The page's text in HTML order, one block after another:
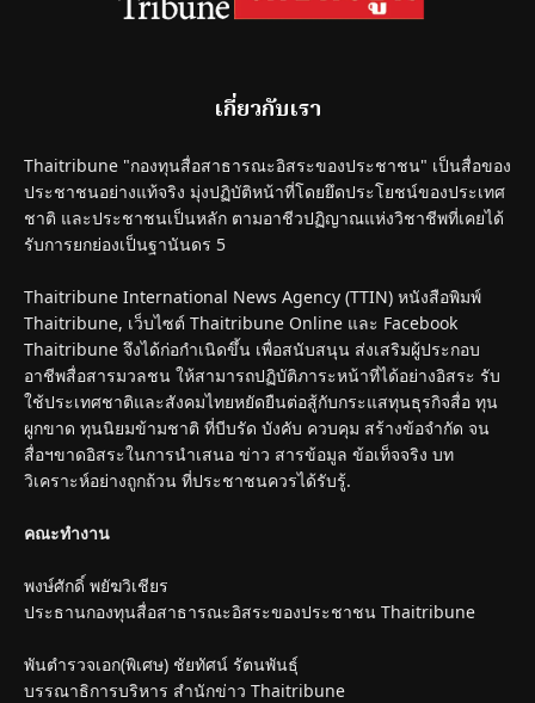
เกี่ยวกับเรา
Thaitribune "กองทุนสื่อสาธารณะอิสระของประชาชน" เป็นสื่อของ
ประชาชนอย่างแท้จริง มุ่งปฏิบัติหน้าที่โดยยึดประโยชน์ของประเทศ
ชาติ และประชาชนเป็นหลัก ตามอาชีวปฏิญาณแห่งวิชาชีพที่เคยได้
รับการยกย่องเป็นฐานันดร 5
Thaitribune International News Agency (TTIN) หนังสือพิมพ์
Thaitribune, เว็บไซต์ Thaitribune Online และ Facebook
Thaitribune จึงได้ก่อกำเนิดขึ้น เพื่อสนับสนุน ส่งเสริมผู้ประกอบ
อาชีพสื่อสารมวลชน ให้สามารถปฏิบัติภาระหน้าที่ได้อย่างอิสระ รับ
ใช้ประเทศชาติและสังคมไทยหยัดยืนต่อสู้กับกระแสทุนธุรกิจสื่อ ทุน
ผูกขาด ทุนนิยมข้ามชาติ ที่บีบรัด บังคับ ควบคุม สร้างข้อจำกัด จน
สื่อฯขาดอิสระในการนำเสนอ ข่าว สารข้อมูล ข้อเท็จจริง บท
วิเคราะห์อย่างถูกถ้วน ที่ประชาชนควรได้รับรู้.
คณะทำงาน
พงษ์ศักดิ์ พยัฆวิเชียร
ประธานกองทุนสื่อสาธารณะอิสระของประชาชน Thaitribune
พันตำรวจเอก(พิเศษ) ชัยทัศน์ รัตนพันธุ์
บรรณาธิการบริหาร สำนักข่าว Thaitribune